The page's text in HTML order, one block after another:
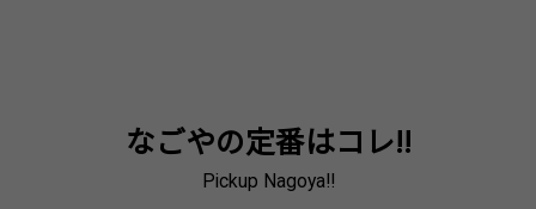
なごやの定番はコレ!!
Pickup Nagoya!!